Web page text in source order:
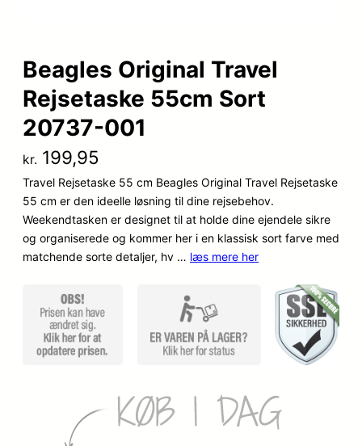
Beagles Original Travel
Rejsetaske 55cm Sort
20737-001
kr. 199,95
Travel Rejsetaske 55 cm Beagles Original Travel Rejsetaske
55 cm er den ideelle løsning til dine rejsebehov.
Weekendtasken er designet til at holde dine ejendele sikre
og organiserede og kommer her i en klassisk sort farve med
matchende sorte detaljer, hv … læs mere her